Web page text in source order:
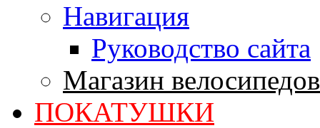
Навигация
Руководство сайта
Магазин
ПОКАТУШКИ